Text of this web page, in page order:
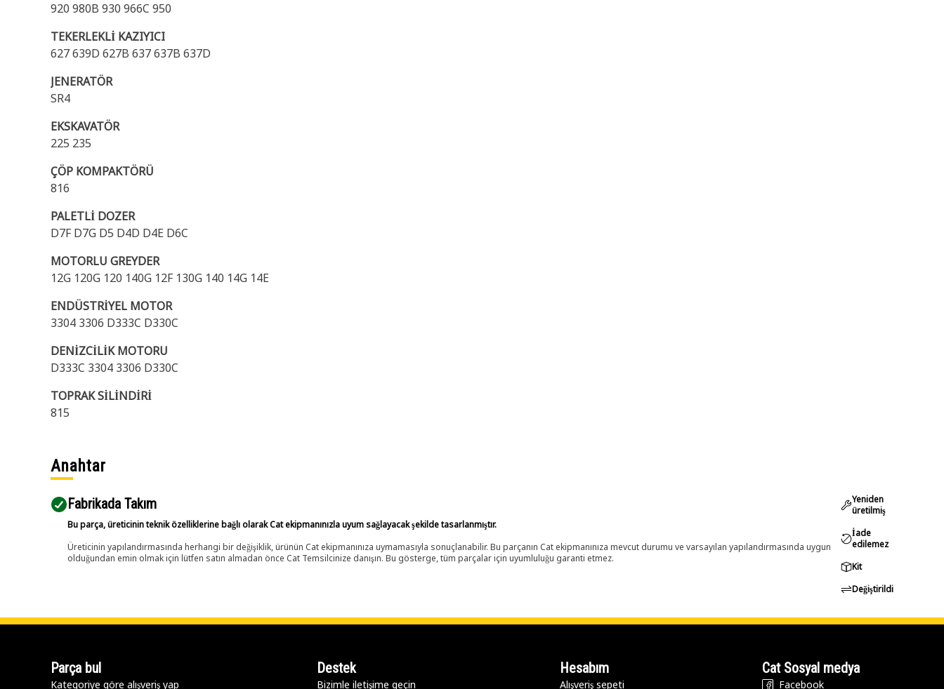
920 980B 930 966C 950
TEKERLEKLİ KAZIYICI
627 639D 627B 637 637B 637D
JENERATÖR
SR4
EKSKAVATÖR
225 235
ÇÖP KOMPAKTÖRÜ
816
PALETLİ DOZER
D7F D7G D5 D4D D4E D6C
MOTORLU GREYDER
12G 120G 120 140G 12F 130G 140 14G 14E
ENDÜSTRİYEL MOTOR
3304 3306 D333C D330C
DENİZCİLİK MOTORU
D333C 3304 3306 D330C
TOPRAK SİLİNDİRİ
815
Anahtar
Fabrikada Takım
Bu parça, üreticinin teknik özelliklerine bağlı olarak Cat ekipmanınızla uyum sağlayacak şekilde tasarlanmıştır.
Üreticinin yapılandırmasında herhangi bir değişiklik, ürünün Cat ekipmanınıza uymamasıyla sonuçlanabilir. Bu parçanın Cat ekipmanınıza mevcut durumu ve varsayılan yapılandırmasında uygun
olduğundan emin olmak için lütfen satın almadan önce Cat Temsilcinize danışın. Bu gösterge, tüm parçalar için uyumluluğu garanti etmez.
Yeniden
üretilmiş
İade
edilemez
Kit
Değiştirildi
Parça bul
Kategoriye göre alışveriş yap
Destek
Bizimle iletişime geçin
Hesabım
Alışveriş sepeti
Cat Sosyal medya
Facebook